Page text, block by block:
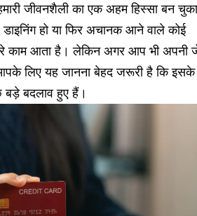
जीवनशैली का एक अहम हिस्सा बन चुका
हो या फिर अचानक आने वाले कोई
काम आता है। लेकिन अगर आप भी अपनी
लिए यह जानना बेहद जरूरी है कि इसके
बदलाव हुए हैं।